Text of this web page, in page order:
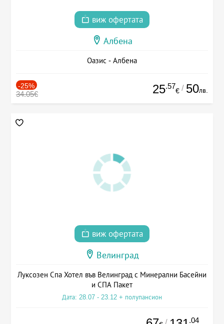
виж офертата
Албена
Оазис - Албена
-25%
34.05€ 25.57
€ / 50лв.
виж офертата
Велинград
Луксозен Спа Хотел във Велинград с Минерални Басейни
и СПА Пакет
Дата: 28.07 - 23.12 + полупансион
.04